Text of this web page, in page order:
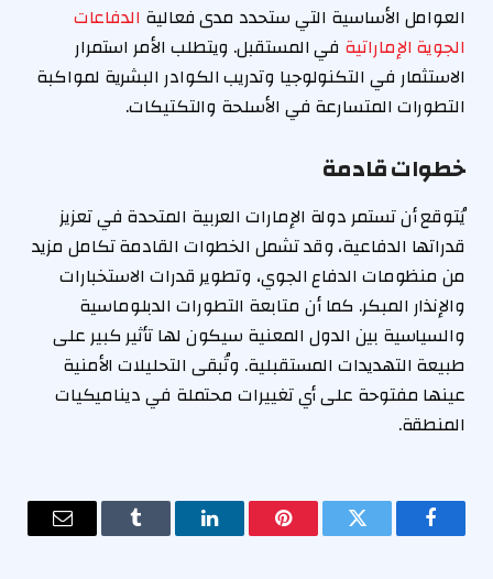
العوامل الأساسية التي ستحدد مدى فعالية الدفاعات
الجوية الإماراتية في المستقبل. ويتطلب الأمر استمرار
الاستثمار في التكنولوجيا وتدريب الكوادر البشرية لمواكبة
التطورات المتسارعة في الأسلحة والتكتيكات.
خطوات قادمة
يُتوقع أن تستمر دولة الإمارات العربية المتحدة في تعزيز
قدراتها الدفاعية، وقد تشمل الخطوات القادمة تكامل مزيد
من منظومات الدفاع الجوي، وتطوير قدرات الاستخبارات
والإنذار المبكر. كما أن متابعة التطورات الدبلوماسية
والسياسية بين الدول المعنية سيكون لها تأثير كبير على
طبيعة التهديدات المستقبلية. وتُبقى التحليلات الأمنية
عينها مفتوحة على أي تغييرات محتملة في ديناميكيات
المنطقة.
فيسبوك تويتر بينتيريستلينكدإن Tumblr
البريد